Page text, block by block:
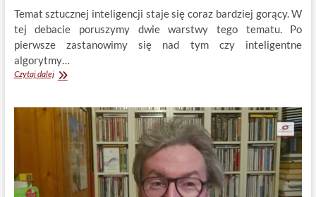
Temat sztucznej inteligencji staje się coraz bardziej gorący. W
tej debacie poruszymy dwie warstwy tego tematu. Po
pierwsze zastanowimy się nad tym czy inteligentne
algorytmy…
Czytaj dalejEwolucja
Szansa
zagrożenie?
Witkowski,
Tabisz,
Borczyk,